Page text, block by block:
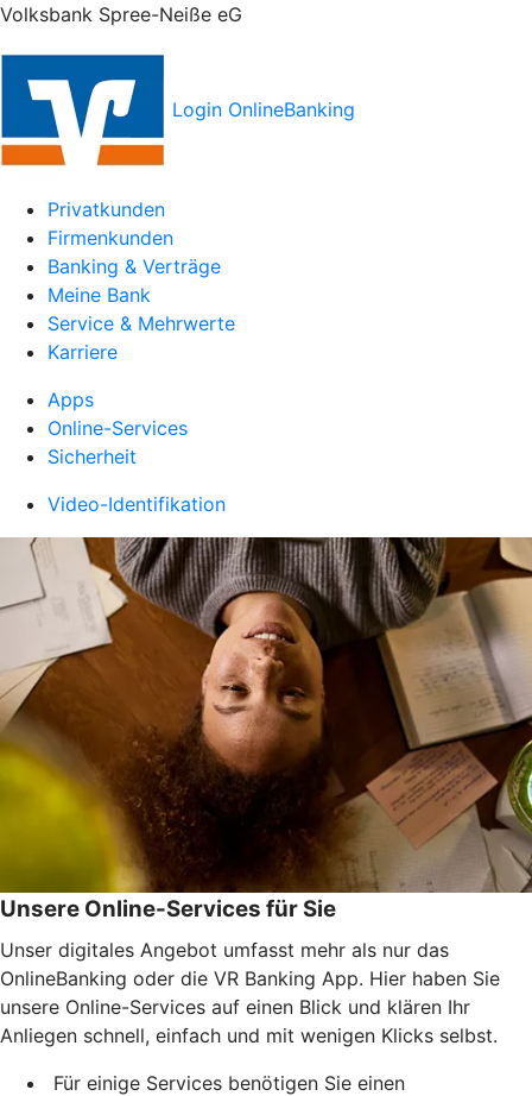
Volksbank Spree-Neiße eG
Login OnlineBanking
Privatkunden
Firmenkunden
Banking & Verträge
Meine Bank
Service & Mehrwerte
Karriere
Apps
Online-Services
Sicherheit
Video-Identifikation
Unsere Online-Services für Sie
Unser digitales Angebot umfasst mehr als nur das
OnlineBanking oder die VR Banking App. Hier haben Sie
unsere Online-Services auf einen Blick und klären Ihr
Anliegen schnell, einfach und mit wenigen Klicks selbst.
Für einige Services benötigen Sie einen